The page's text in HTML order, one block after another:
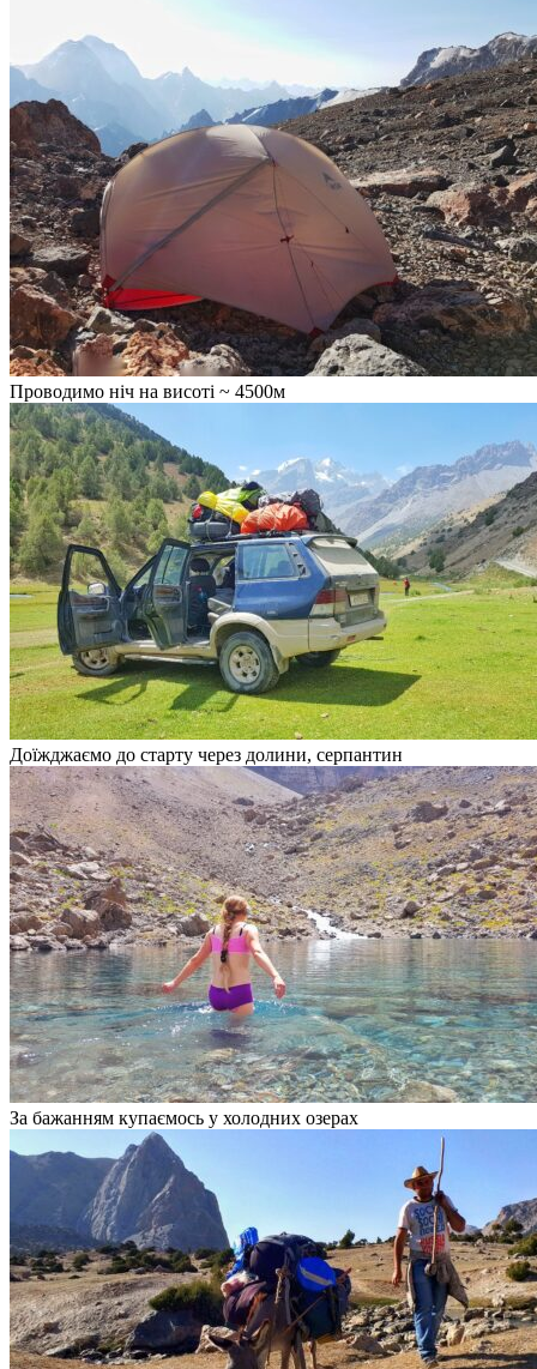
Проводимо ніч на висоті ~ 4500м
Доїжджаємо до старту через долини, серпантин
За бажанням купаємось у холодних озерах